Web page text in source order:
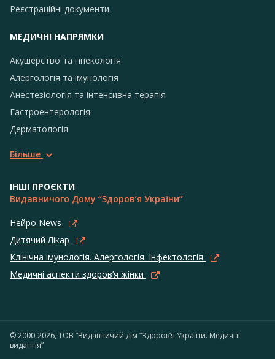
Реєстраційні документи
МЕДИЧНІ НАПРЯМКИ
Акушерство та гінекологія
Алергологія та імунологія
Анестезіологія та інтенсивна терапія
Гастроентерологія
Дерматологія
Більше
ІНШІ ПРОЄКТИ
Видавничого Дому “Здоров’я України”
Нейро News
Дитячий Лікар
Клінічна імунологія. Алергологія. Інфектологія
Медичні аспекти здоров’я жінки
© 2000-2026, ТОВ “Видавничий дім “Здоров’я України. Медичні
видання”